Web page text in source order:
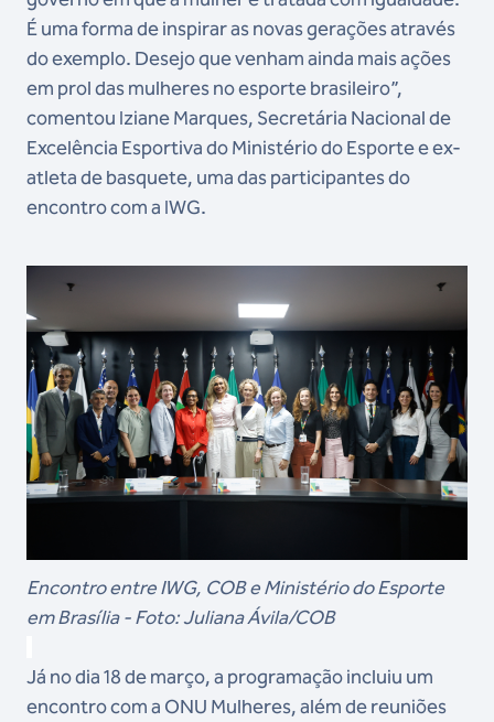
É uma forma de inspirar as novas gerações através
do exemplo. Desejo que venham ainda mais ações
em prol das mulheres no esporte brasileiro”,
comentou Iziane Marques, Secretária Nacional de
Excelência Esportiva do Ministério do Esporte e ex-
atleta de basquete, uma das participantes do
encontro com a IWG.
Encontro entre IWG, COB e Ministério do Esporte
em Brasília - Foto: Juliana Ávila/COB
Já no dia 18 de março, a programação incluiu um
encontro com a ONU Mulheres, além de reuniões